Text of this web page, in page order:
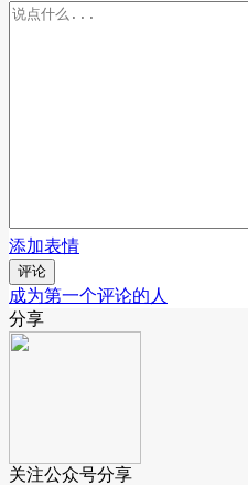
添加表情
评论
成为第一个评论的人
分享
关注公众号分享